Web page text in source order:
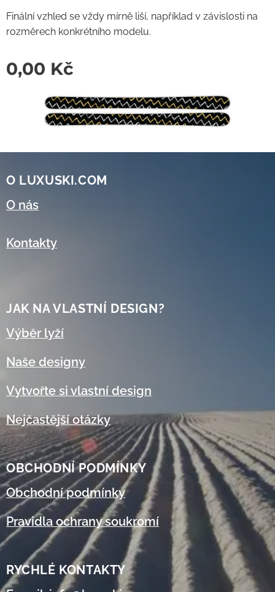
Finální vzhled se vždy mírně liší, například v závislosti na
rozměrech konkrétního modelu.
0,00 Kč
O LUXUSKI.COM
O nás
Kontakty
JAK NA VLASTNÍ DESIGN?
Výběr lyží
Naše designy
Vytvořte si vlastní design
Nejčastější otázky
OBCHODNÍPODMÍNKY
Obchodní podmínky
Pravidla ochrany soukromí
RYCHLÉ KONTAKTY